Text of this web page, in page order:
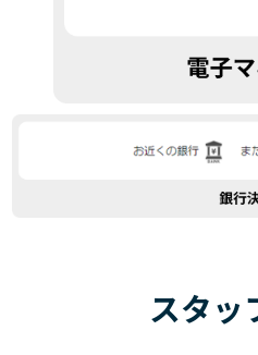
スタッ